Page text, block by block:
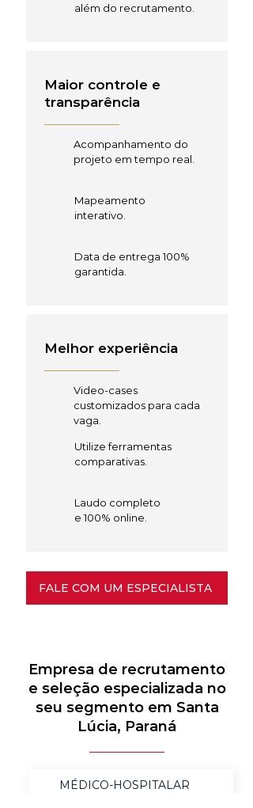
além do recrutamento.
Maior controle e
transparência
Acompanhamento do
projeto em tempo real.
Mapeamento
interativo.
Data de entrega 100%
garantida.
Melhor experiência
Video-cases
customizados para cada
vaga.
Utilize ferramentas
comparativas.
Laudo completo
e 100% online.
FALE COM UM ESPECIALISTA
Empresa de recrutamento
e seleção especializada no
seu segmento em Santa
Lúcia, Paraná
MÉDICO-HOSPITALAR